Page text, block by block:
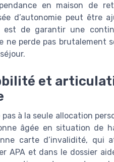
en maison de
d’autonomie peut
est de garantir une
ne perde pas brutalement
et
à la seule allocation
âgée en situation de
carte d’invalidité, qui
APA et dans le dossier